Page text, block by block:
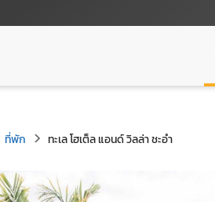
ที่พัก ทะเล โฮเต็ล แอนด์ วิลล่า ชะอำ